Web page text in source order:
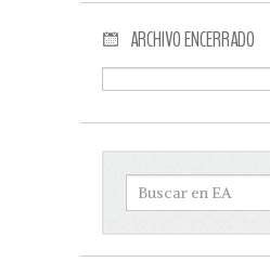
ARCHIVO ENCERRADO